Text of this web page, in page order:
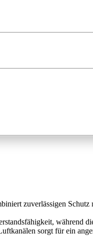
zuverlässigen
während
sorgt für ein